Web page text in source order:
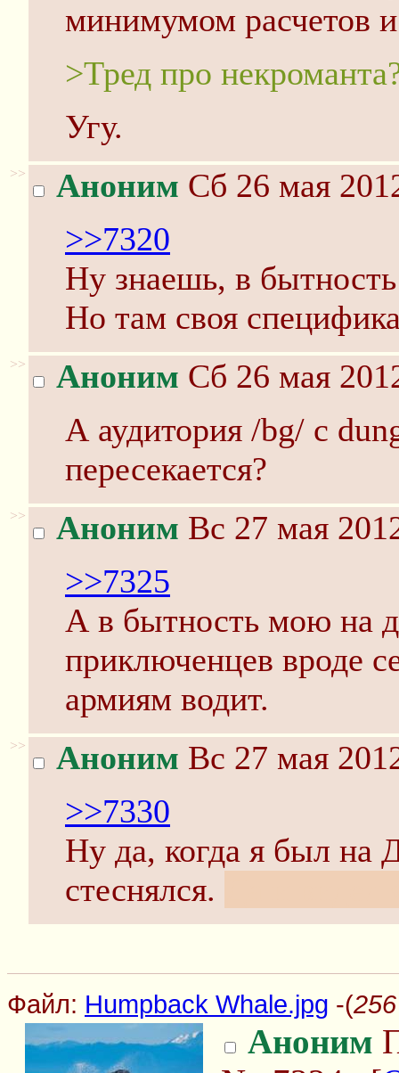
минимумом расчетов и
>Тред про
Угу.
>> Аноним Сб 26 мая
>>7320
Ну знаешь, в
Но там своя
>> Аноним Сб 26 мая
А аудитория /bg/ с
пересекается?
>> Аноним Вс 27 мая
>>7325
А в бытность мою на
приключенцев вроде
армиям водит.
>> Аноним Вс 27 мая
>>7330
Ну да, когда я был на
стеснялся.
Файл: Humpback Whale.jpg -(
Аноним